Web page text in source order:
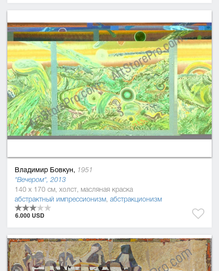
Владимир Бовкун, 1951
"Вечером", 2013
140 x 170 см, холст, масляная краска
абстрактный импрессионизм, абстракционизм
6.000 USD